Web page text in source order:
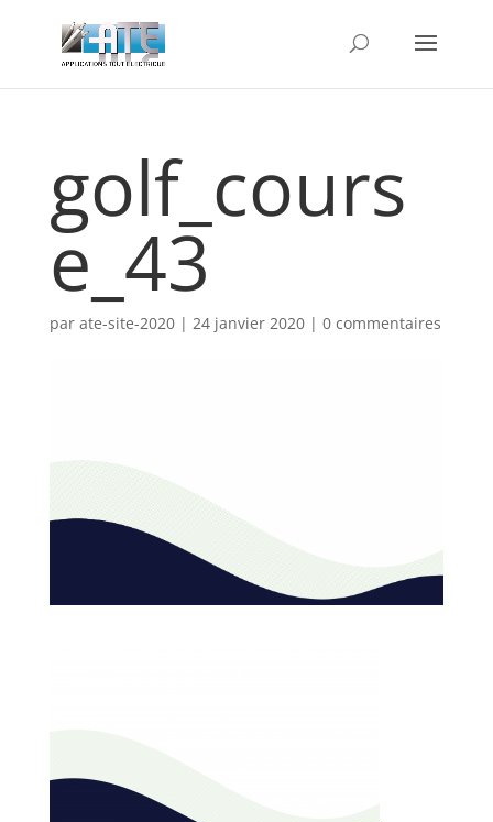
golf_cours
e_43
par ate-site-2020| 24 janvier 2020| 0 commentaires